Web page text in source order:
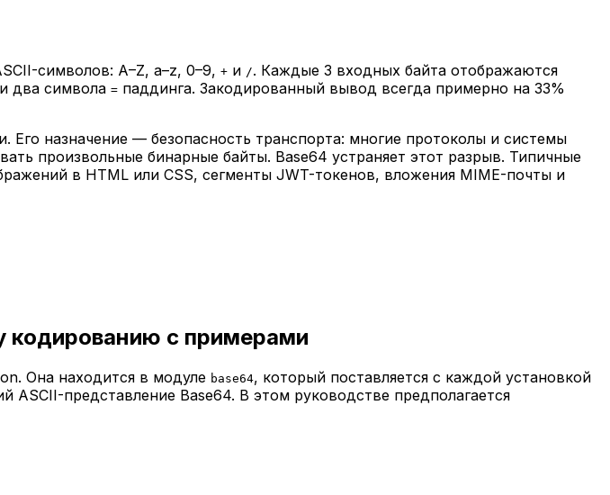
символов: A–Z, a–z, 0–9, + и /. Каждые 3 входных байта отображаются
два символа = паддинга. Закодированный вывод всегда примерно на 33%
назначение — безопасность транспорта: многие протоколы и системы
произвольные бинарные байты. Base64 устраняет этот разрыв. Типичные
в HTML или CSS, сегменты JWT-токенов, вложения MIME-почты и
кодированию с примерами
Она находится в модуле base64, который поставляется с каждой установкой
ASCII-представление Base64. В этом руководстве предполагается